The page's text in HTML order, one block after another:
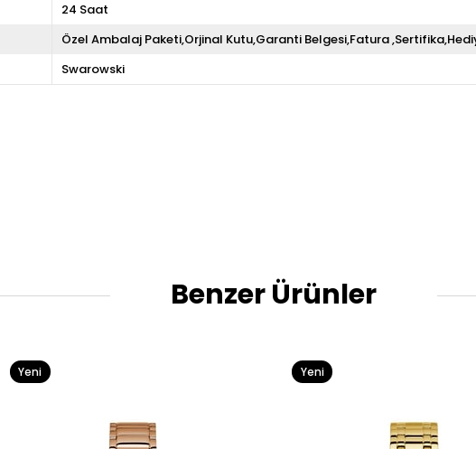
24 Saat
Özel Ambalaj Paketi,Orjinal Kutu,Garanti Belgesi,Fatura
Swarowski
Benzer Ürünler
Yeni
Yeni